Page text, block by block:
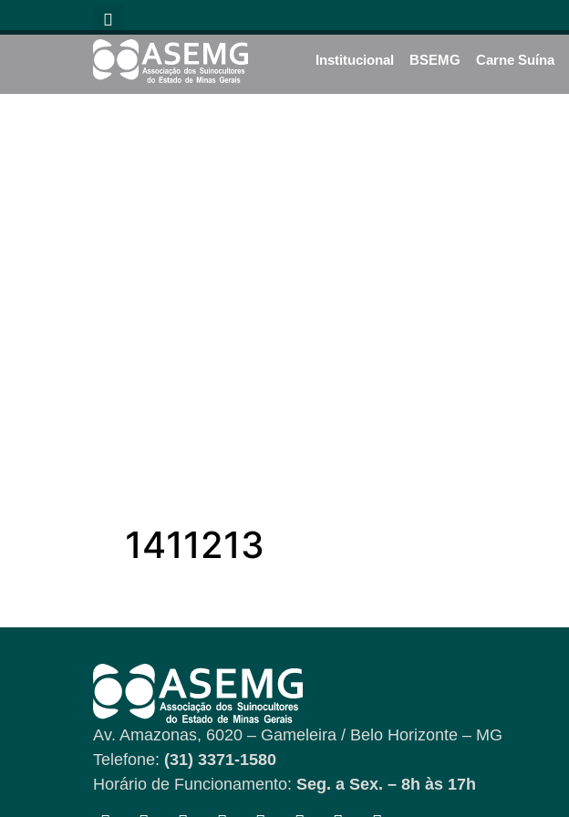
Institucional BSEMG Carne Suína
1411213
Av. Amazonas, 6020 – Gameleira / Belo Horizonte – MG
Telefone: (31) 3371-1580
Horário de Funcionamento: Seg. a Sex. – 8h às 17h